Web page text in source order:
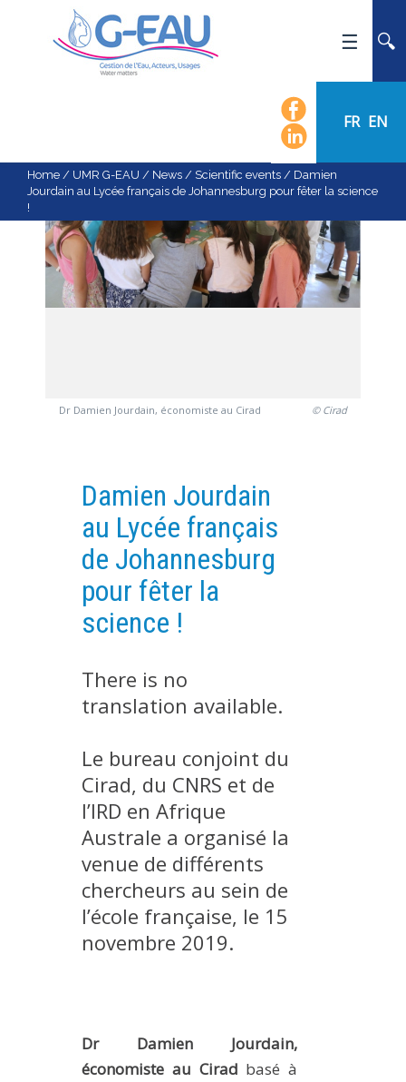
FR EN
NEWS
EVENTS
CALENDAR OF EVENTS
FLOW CHART
STAFF
RESEARCH
CURRENT PROJECTS
COMPLETED PROJECTS
UMR NETWORKS
REGULAR SEMINARS
TRAINING COURSES
MASTER
EDUCATION AND TRAINING
THESES IN PROGRESS
PRODUCTION
METHODS AND TOOLS
SOFTWARE
PUBLICATIONS SUR HAL
FOR THE PUBLIC
Home / UMR G-EAU / News / Scientific events / Damien
Jourdain au Lycée français de Johannesburg pour fêter la science
!
Dr Damien Jourdain, économiste au Cirad © Cirad
Damien Jourdain
au Lycée français
de Johannesburg
pour fêter la
science !
There is no
translation available.
Le bureau conjoint du
Cirad, du CNRS et de
l’IRD en Afrique
Australe a organisé la
venue de différents
chercheurs au sein de
l’école française, le 15
novembre 2019.
Dr Damien Jourdain,
économiste au Cirad basé à